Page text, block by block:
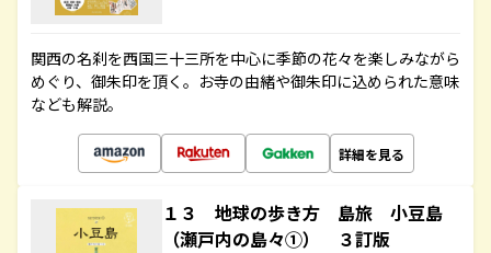
関西の名刹を西国三十三所を中心に季節の花々を楽しみながら
めぐり、御朱印を頂く。お寺の由緒や御朱印に込められた意味
なども解説。
詳細を見る
１３ 地球の歩き方 島旅 小豆島
（瀬戸内の島々①） ３訂版